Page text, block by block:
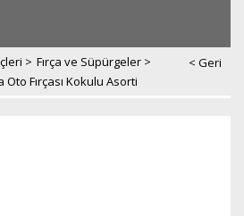
> Fırça ve Süpürgeler >
Fırçası Kokulu Asorti